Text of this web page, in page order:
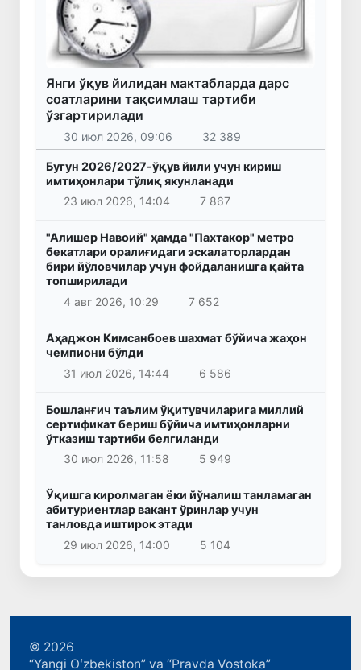
Янги ўқув йилидан мактабларда дарс
соатларини тақсимлаш тартиби
ўзгартирилади
30 июл 2026, 09:06 32 389
Бугун 2026/2027-ўқув йили учун кириш
имтиҳонлари тўлиқ якунланади
23 июл 2026, 14:04
7 867
"Алишер Навоий" ҳамда "Пахтакор" метро
бекатлари оралиғидаги эскалаторлардан
бири йўловчилар учун фойдаланишга қайта
топширилади
4 авг 2026, 10:29
7 652
Аҳаджон Кимсанбоев шахмат бўйича жаҳон
чемпиони бўлди
31 июл 2026, 14:44
6 586
Бошланғич таълим ўқитувчиларига миллий
сертификат бериш бўйича имтиҳонларни
ўтказиш тартиби белгиланди
30 июл 2026, 11:58
5 949
Ўқишга киролмаган ёки йўналиш танламаган
абитуриентлар вакант ўринлар учун
танловда иштирок этади
29 июл 2026, 14:00
5 104
© 2026
“Yangi Oʻzbekiston” va “Pravda Vostoka”